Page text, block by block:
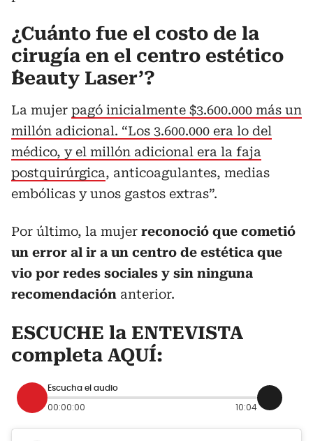
¿Cuánto fue el costo de la
cirugía en el centro estético
´Beauty Laser’?
La mujer pagó inicialmente $3.600.000 más un
millón adicional. “Los 3.600.000 era lo del
médico, y el millón adicional era la faja
postquirúrgica, anticoagulantes, medias
embólicas y unos gastos extras”.
Por último, la mujer reconoció que cometió
un error al ir a un centro de estética que
vio por redes sociales y sin ninguna
recomendación anterior.
ESCUCHE la ENTEVISTA
completa AQUÍ:
Escucha el audio
00:00:00 10:04